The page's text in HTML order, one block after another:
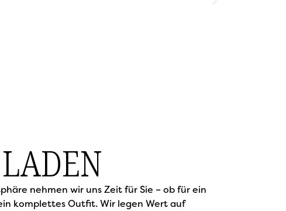
nehmen wir uns Zeit für Sie – ob für ein
komplettes Outfit. Wir legen Wert auf